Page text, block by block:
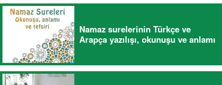
Namaz surelerinin Türkçe ve
Arapça yazılışı, okunuşu ve anlamı